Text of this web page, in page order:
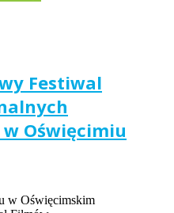
Festiwal
w Oświęcimiu
w Oświęcimskim